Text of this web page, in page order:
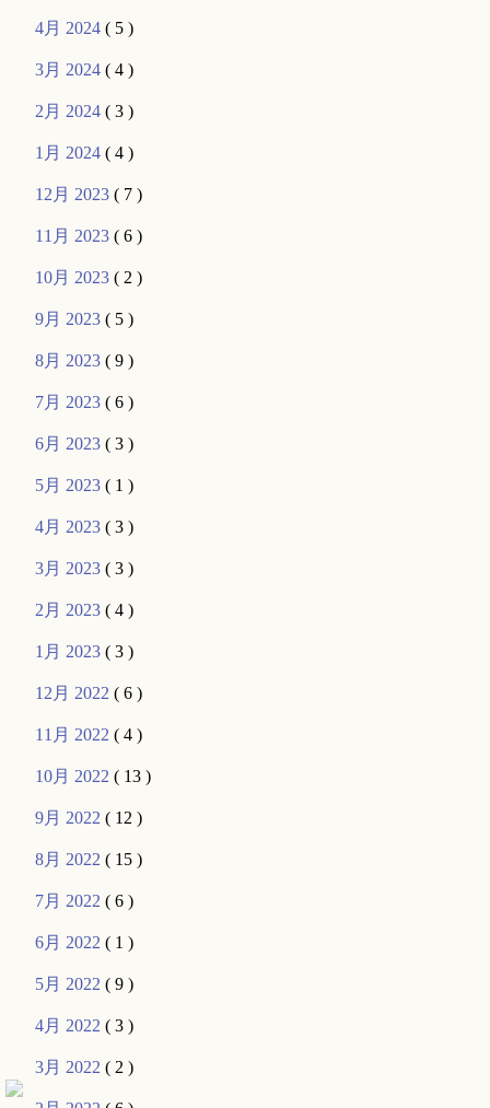
4月 2024( 5 )
3月 2024( 4 )
2月 2024( 3 )
1月 2024( 4 )
12月 2023( 7 )
11月 2023( 6 )
10月 2023( 2 )
9月 2023( 5 )
8月 2023( 9 )
7月 2023( 6 )
6月 2023( 3 )
5月 2023( 1 )
4月 2023( 3 )
3月 2023( 3 )
2月 2023( 4 )
1月 2023( 3 )
12月 2022( 6 )
11月 2022( 4 )
10月 2022( 13 )
9月 2022( 12 )
8月 2022( 15 )
7月 2022( 6 )
6月 2022( 1 )
5月 2022( 9 )
4月 2022( 3 )
3月 2022( 2 )